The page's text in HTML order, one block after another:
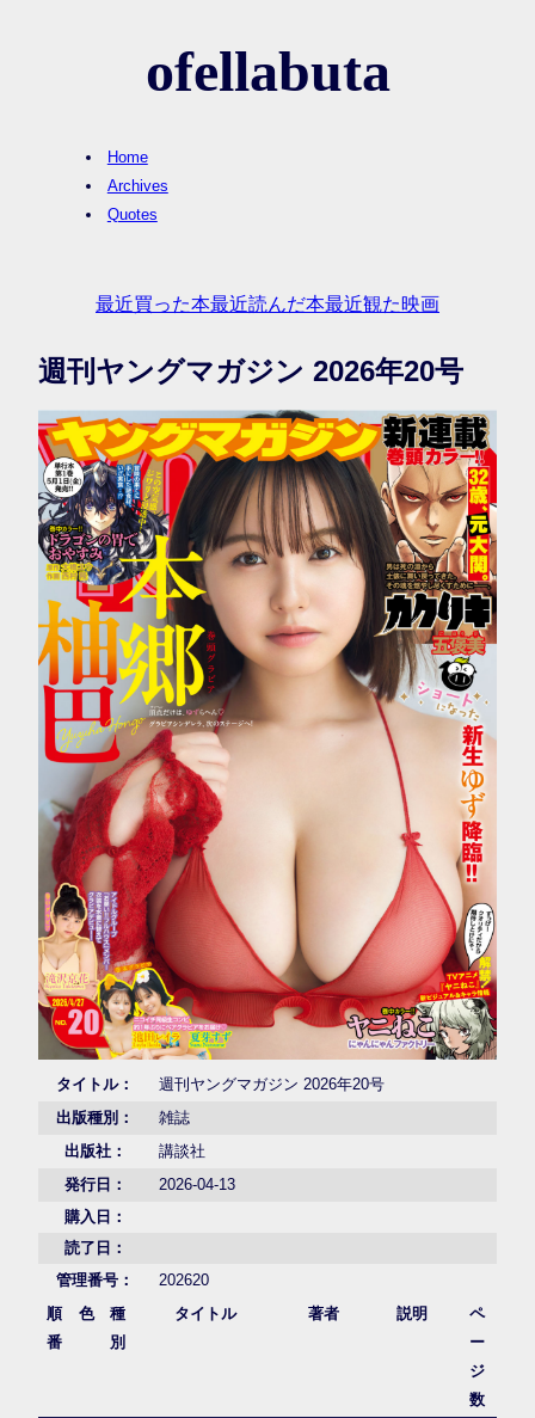
ofellabuta
Home
Archives
Quotes
最近買った本最近読んだ本最近観た映画
週刊ヤングマガジン 2026年20号
タイトル：
週刊ヤングマガジン 2026年20号
出版種別：
雑誌
出版社：
講談社
発行日：
2026-04-13
購入日：
読了日：
管理番号：
202620
順
番
色
種
別
タイトル 著者 説明
ペ
ー
ジ
数